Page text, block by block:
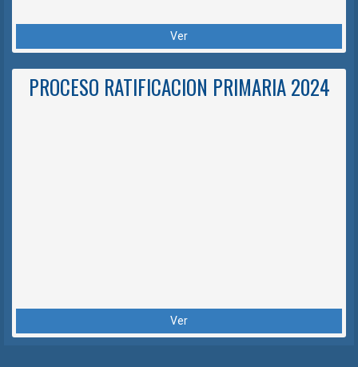
Ver
PROCESO RATIFICACION PRIMARIA 2024
Ver